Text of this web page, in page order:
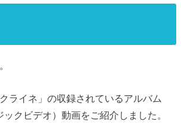
ライネ」の収録されているアルバム
クビデオ）動画をご紹介しました。